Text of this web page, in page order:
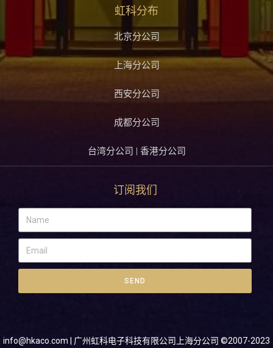
虹科分布
北京分公司
上海分公司
西安分公司
成都分公司
台湾分公司 | 香港分公司
订阅我们
SEND
info@hkaco.com | 广州虹科电子科技有限公司上海分公司 ©2007-2023